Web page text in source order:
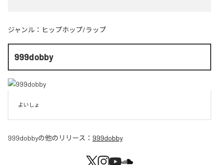
ジャンル： ヒップホップ/ラップ
999dobby
よいしょ
999dobbyの他のリリース： 999dobby